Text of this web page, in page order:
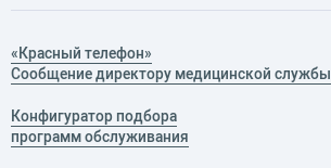
«Красный телефон»
Сообщение директору медицинской службы
Конфигуратор подбора
программ обслуживания